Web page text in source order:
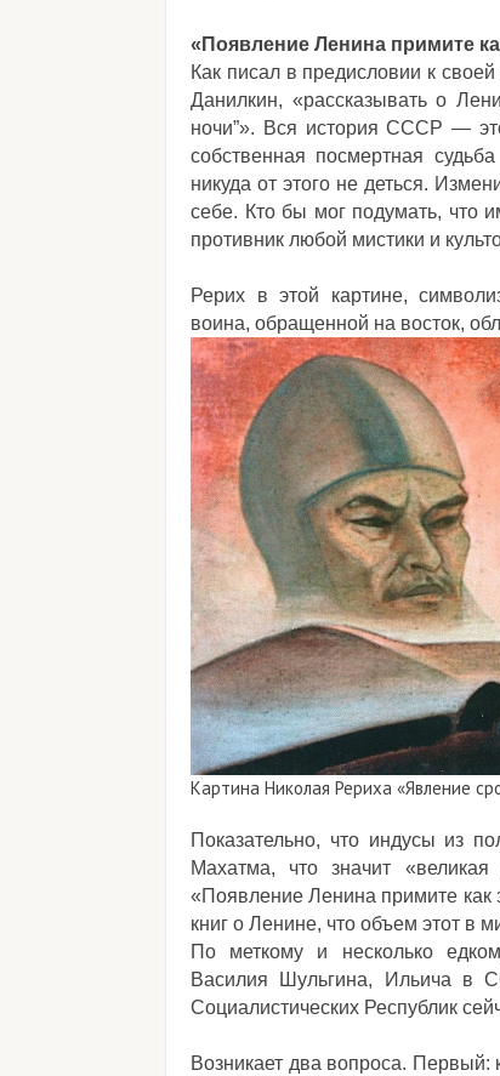
«Появление Ленина примите
Как писал в предисловии к
Данилкин, «рассказывать о
ночи”». Вся история СССР —
собственная посмертная
никуда от этого не деться.
себе. Кто бы мог подумать, что
противник любой мистики и
Рерих в этой картине,
воина, обращенной на восток,
Картина Николая Рериха «Явление
Показательно, что индусы из
Махатма, что значит
«Появление Ленина примите как
книг о Ленине, что объем этот в
По меткому и несколько
Василия Шульгина, Ильича в
Социалистических Республик
Возникает два вопроса. Первый: